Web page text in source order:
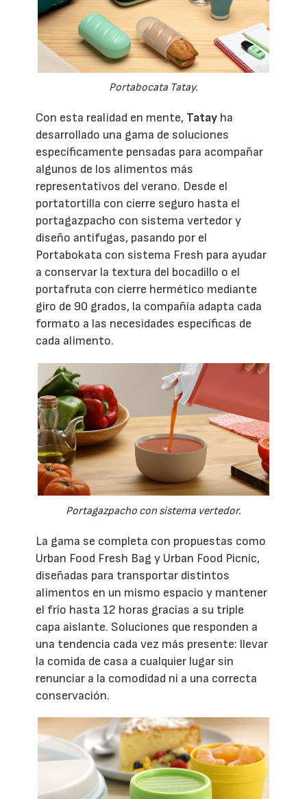
Portabocata Tatay.
Con esta realidad en mente, Tatay ha
desarrollado una gama de soluciones
específicamente pensadas para acompañar
algunos de los alimentos más
representativos del verano. Desde el
portatortilla con cierre seguro hasta el
portagazpacho con sistema vertedor y
diseño antifugas, pasando por el
Portabokata con sistema Fresh para ayudar
a conservar la textura del bocadillo o el
portafruta con cierre hermético mediante
giro de 90 grados, la compañía adapta cada
formato a las necesidades específicas de
cada alimento.
Portagazpacho con sistema vertedor.
La gama se completa con propuestas como
Urban Food Fresh Bag y Urban Food Picnic,
diseñadas para transportar distintos
alimentos en un mismo espacio y mantener
el frío hasta 12 horas gracias a su triple
capa aislante. Soluciones que responden a
una tendencia cada vez más presente: llevar
la comida de casa a cualquier lugar sin
renunciar a la comodidad ni a una correcta
conservación.